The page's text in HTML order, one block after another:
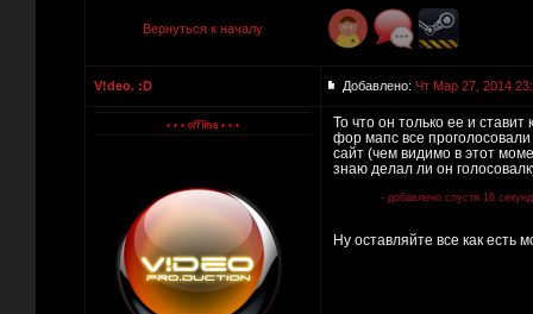
Вернуться к началу
V!deo. :D Добавлено: Чт Мар 27, 2014
То что он только ее и
фор мапс все
сайт (чем видимо в этот
знаю делал ли он
- добавлено спустя 16
Ну оставляйте все как есть